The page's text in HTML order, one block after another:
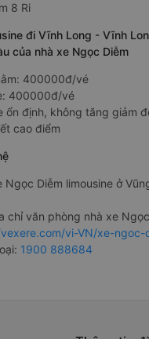
8 Ri
đi Vĩnh Long - Vĩnh
của nhà xe Ngọc Diễm
400000đ/vé
400000đ/vé
ổn định, không tăng giảm
cao điểm
Ngọc Diễm limousine ở
chỉ văn phòng nhà xe
vi-VN/xe-ngoc-
1900 888684